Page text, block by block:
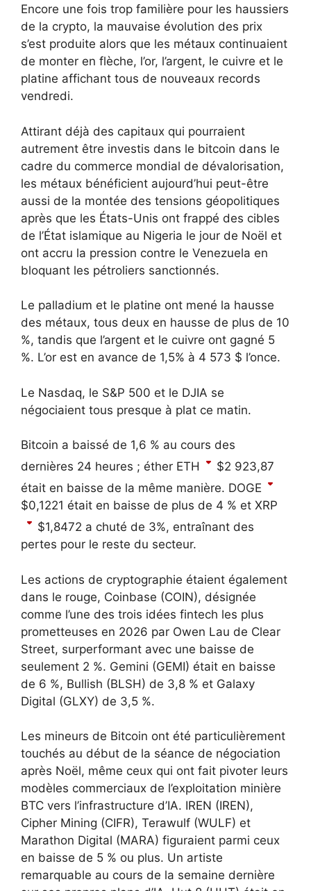
Encore une fois trop familière pour les haussiers
de la crypto, la mauvaise évolution des prix
s’est produite alors que les métaux continuaient
de monter en flèche, l’or, l’argent, le cuivre et le
platine affichant tous de nouveaux records
vendredi.
Attirant déjà des capitaux qui pourraient
autrement être investis dans le bitcoin dans le
cadre du commerce mondial de dévalorisation,
les métaux bénéficient aujourd’hui peut-être
aussi de la montée des tensions géopolitiques
après que les États-Unis ont frappé des cibles
de l’État islamique au Nigeria le jour de Noël et
ont accru la pression contre le Venezuela en
bloquant les pétroliers sanctionnés.
Le palladium et le platine ont mené la hausse
des métaux, tous deux en hausse de plus de 10
%, tandis que l’argent et le cuivre ont gagné 5
%. L’or est en avance de 1,5% à 4 573 $ l’once.
Le Nasdaq, le S&P 500 et le DJIA se
négociaient tous presque à plat ce matin.
Bitcoin a baissé de 1,6 % au cours des
dernières 24 heures ; éther ETH $2 923,87
était en baisse de la même manière. DOGE
$0,1221 était en baisse de plus de 4 % et XRP
$1,8472 a chuté de 3%, entraînant des
pertes pour le reste du secteur.
Les actions de cryptographie étaient également
dans le rouge, Coinbase (COIN), désignée
comme l’une des trois idées fintech les plus
prometteuses en 2026 par Owen Lau de Clear
Street, surperformant avec une baisse de
seulement 2 %. Gemini (GEMI) était en baisse
de 6 %, Bullish (BLSH) de 3,8 % et Galaxy
Digital (GLXY) de 3,5 %.
Les mineurs de Bitcoin ont été particulièrement
touchés au début de la séance de négociation
après Noël, même ceux qui ont fait pivoter leurs
modèles commerciaux de l’exploitation minière
BTC vers l’infrastructure d’IA. IREN (IREN),
Cipher Mining (CIFR), Terawulf (WULF) et
Marathon Digital (MARA) figuraient parmi ceux
en baisse de 5 % ou plus. Un artiste
remarquable au cours de la semaine dernière